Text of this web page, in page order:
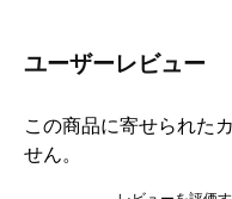
ユーザーレビュー
この商品に寄せられた
せん。